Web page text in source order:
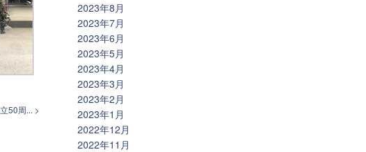
50周... >
2023年8月
2023年7月
2023年6月
2023年5月
2023年4月
2023年3月
2023年2月
2023年1月
2022年12月
2022年11月